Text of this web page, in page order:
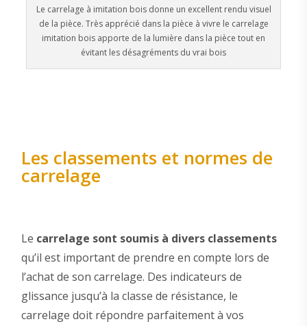
Le carrelage à imitation bois donne un excellent rendu visuel
de la pièce. Très apprécié dans la pièce à vivre le carrelage
imitation bois apporte de la lumière dans la pièce tout en
évitant les désagréments du vrai bois
Les classements et normes de
carrelage
Le carrelage sont soumis à divers classements
qu’il est important de prendre en compte lors de
l’achat de son carrelage. Des indicateurs de
glissance jusqu’à la classe de résistance, le
carrelage doit répondre parfaitement à vos